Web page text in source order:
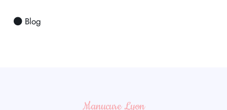
Blog
Manucure Lyon